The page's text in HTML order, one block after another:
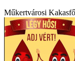
Műkertvárosi